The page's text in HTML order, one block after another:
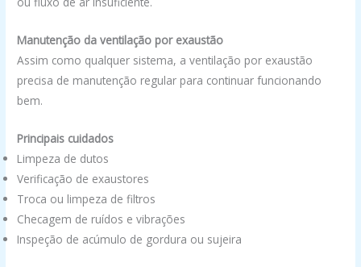
Manutenção da ventilação por exaustão
Assim como qualquer sistema, a ventilação por exaustão
precisa de manutenção regular para continuar funcionando
bem.
Principais cuidados
Limpeza de dutos
Verificação de exaustores
Troca ou limpeza de filtros
Checagem de ruídos e vibrações
Inspeção de acúmulo de gordura ou sujeira